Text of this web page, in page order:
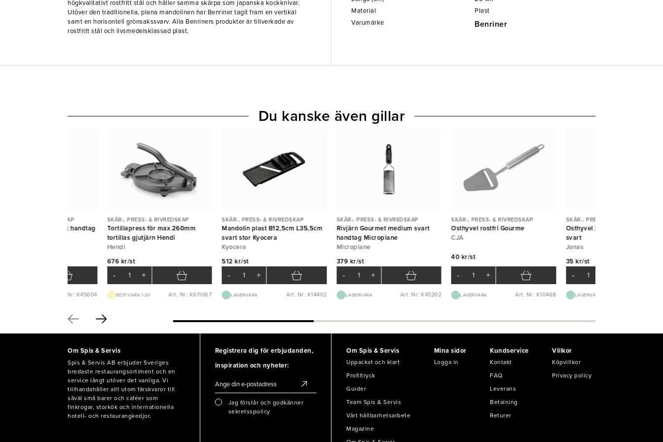
högkvalitativt rostfritt stål och håller samma skärpa som japanska kockknivar.
Utöver den traditionella, plana mandolinen har Benriner tagit fram en vertikal
samt en horisontell grönsakssvarv. Alla Benriners produkter är tillverkade av
rostfritt stål och livsmedelsklassad plast.
Material
Plast
Varumärke
Benriner
, PRESS- & RIVREDSKAP
Gourmet fin svart handtag
Art. Nr: K45004
SKÄR-, PRESS- & RIVREDSKAP
Tortillapress för max 260mm
tortillas gjutjärn Hendi
Hendi
676 kr/st
- +
BEST.VARA 1-2V Art. Nr: K611067
SKÄR-, PRESS- & RIVREDSKAP
Mandolin plast B12,5cm L35,5cm
svart stor Kyocera
Kyocera
512 kr/st
- +
LAGERVARA Art. Nr: K14402
SKÄR-, PRESS- & RIVREDSKAP
Rivjärn Gourmet medium svart
handtag Microplane
Microplane
379 kr/st
- +
LAGERVARA Art. Nr: K45202
SKÄR-, PRESS- & RIVREDSKAP
Osthyvel rostfri Gourme
CJA
40 kr/st
- +
LAGERVARA Art. Nr: K10468
SKÄR-, PRESS- & RIVREDSKAP
Osthyvel 22cm plasthandtag
svart
Jonas
35 kr/st
-
LAGERVARA
Du kanske även gillar
Om Spis & Servis
Spis & Servis AB erbjuder Sveriges
bredaste restaurangsortiment och en
service långt utöver det vanliga. Vi
tillhandahåller allt utom färskvaror till
såväl små barer och caféer som
finkrogar, storkök och internationella
hotell- och restaurangkedjor.
Registrera dig för erbjudanden,
inspiration och nyheter:
Jag förstår och godkänner
sekretsspolicy
Om Spis & Servis
Uppackat och klart
Profiltryck
Guider
Team Spis & Servis
Vårt hållbarhetsarbete
Magazine
Mina sidor
Logga in
Kundservice
Kontakt
FAQ
Leverans
Betalning
Returer
Villkor
Köpvillkor
Privacy policy